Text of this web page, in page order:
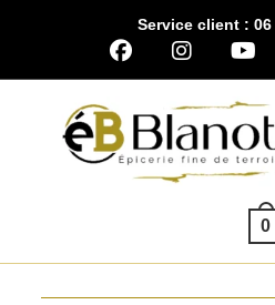
Service client : 06
0